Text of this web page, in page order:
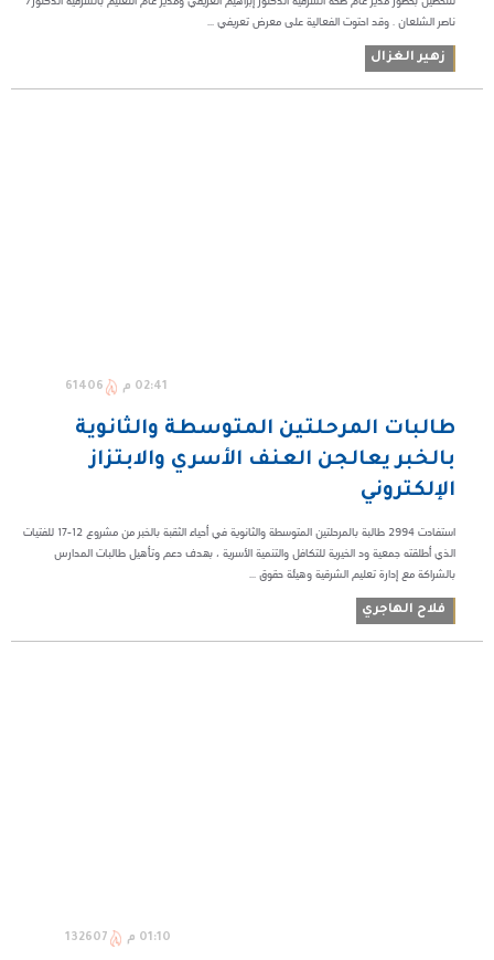
ناصر الشلعان . وقد احتوت الفعالية على معرض تعريفي ...
زهير الغزال
02:41 م 61406
طالبات المرحلتين المتوسطة والثانوية
بالخبر يعالجن العنف الأسري والابتزاز
الإلكتروني
استفادت 2994 طالبة بالمرحلتين المتوسطة والثانوية في أحياء الثقبة بالخبر من مشروع 12-17 للفتيات
الذي أطلقته جمعية ود الخيرية للتكافل والتنمية الأسرية ، بهدف دعم وتأهيل طالبات المدارس
بالشراكة مع إدارة تعليم الشرقية وهيئة حقوق ...
فلاح الهاجري
01:10 م 132607